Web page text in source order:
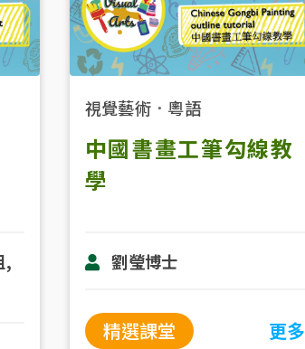
,
視覺藝術． 粵語
中國書畫工筆勾線教
學
劉瑩博士
精選課堂
更多